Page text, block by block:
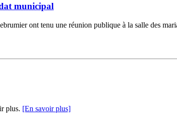
municipal
ont tenu une réunion publique à la salle des
plus. [En savoir plus]